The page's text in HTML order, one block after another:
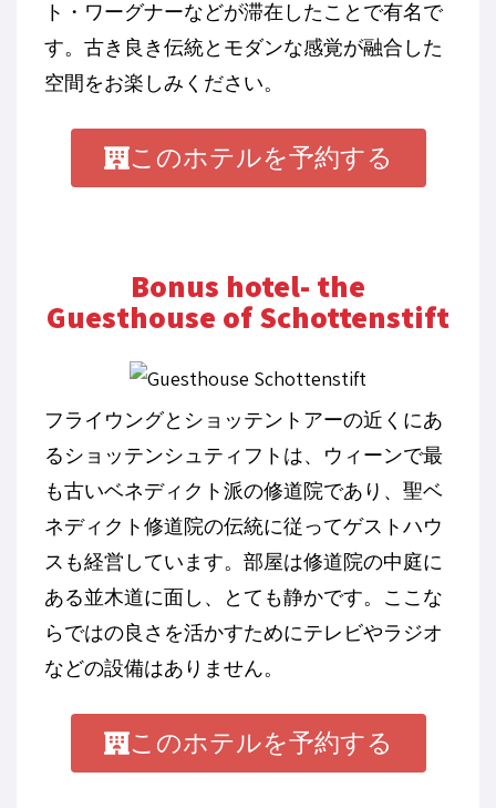
ト・ワーグナーなどが滞在したことで有名で
す。古き良き伝統とモダンな感覚が融合した
空間をお楽しみください。
このホテルを予約する
Bonus hotel- the
Guesthouse of Schottenstift
フライウングとショッテントアーの近くにあ
るショッテンシュティフトは、ウィーンで最
も古いベネディクト派の修道院であり、聖ベ
ネディクト修道院の伝統に従ってゲストハウ
スも経営しています。部屋は修道院の中庭に
ある並木道に面し、とても静かです。ここな
らではの良さを活かすためにテレビやラジオ
などの設備はありません。
このホテルを予約する